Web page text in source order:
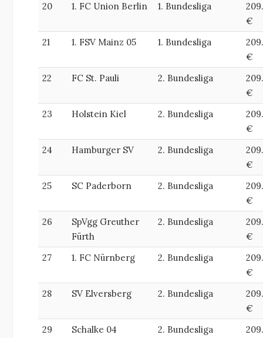
20
1. FC Union Berlin 1. Bundesliga
€
21
1. FSV Mainz 05 1. Bundesliga
€
22
FC St. Pauli 2. Bundesliga
€
23
Holstein Kiel 2. Bundesliga
€
24
Hamburger SV 2. Bundesliga
€
25
SC Paderborn 2. Bundesliga
€
26
SpVgg Greuther
Fürth
2. Bundesliga
€
27
1. FC Nürnberg 2. Bundesliga
€
28
SV Elversberg 2. Bundesliga
€
29
Schalke 04 2. Bundesliga